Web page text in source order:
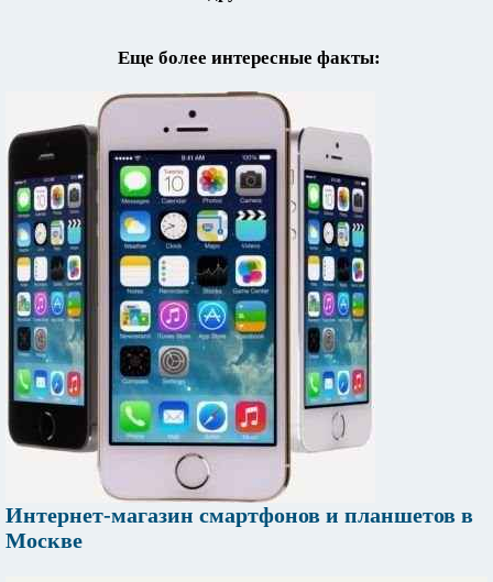
Еще более интересные факты:
Интернет-магазин смартфонов и планшетов в
Москве